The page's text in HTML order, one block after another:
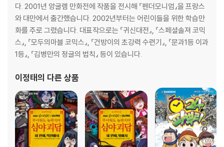
다. 2001년 앙굴렘 만화전에 작품을 전시해 『펜더모니엄』을 프랑스
와 대만에서 출간했습니다. 2002년부터는 어린이들을 위한 학습만
화를 주로 그렸습니다. 대표작으로는 『귀신대전』, 『스페셜솔져 코믹
스』, 『모두의마블 코믹스』, 『건방이의 초강력 수련기』, 『문과1등 이과
1등』, 『김병만의 정글의 법칙』 등이 있습니다.
이정태의 다른 상품